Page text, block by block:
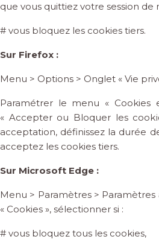
que vous quittiez votre session de
# vous bloquez les cookies tiers.
Sur Firefox :
Menu > Options > Onglet « Vie
Paramétrer le menu « Cookies
« Accepter ou Bloquer les
acceptation, définissez la durée
acceptez les cookies tiers.
Sur Microsoft Edge :
Menu > Paramètres > Paramètres
« Cookies », sélectionner si :
# vous bloquez tous les cookies,